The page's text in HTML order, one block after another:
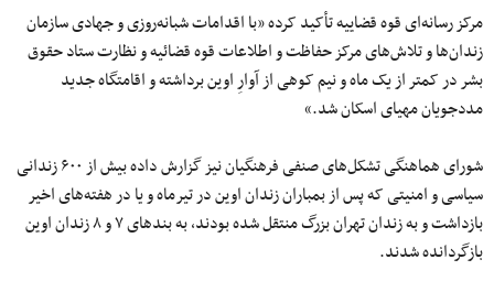
مرکز رسانه‌ای قوه قضاییه تأکید کرده «با اقدامات شبانه‌روزی و جهادی سازمان
زندان‌ها و تلاش‌های مرکز حفاظت و اطلاعات قوه قضائیه و نظارت ستاد حقوق
بشر در کمتر از یک ماه و نیم کوهی از آوارِ اوین برداشته و اقامتگاه جدید
مددجویان مهیای اسکان شد.»
شورای هماهنگی تشکل‌های صنفی فرهنگیان نیز گزارش داده بیش از ۶۰۰ زندانی
سیاسی و امنیتی که پس از بمباران زندان اوین در تیرماه و یا در هفته‌های اخیر
بازداشت و به زندان تهران بزرگ منتقل شده بودند، به بندهای ۷ و ۸ زندان اوین
بازگردانده شدند.